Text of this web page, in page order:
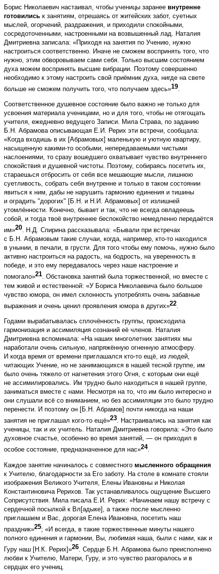
Борис Николаевич настаивал, чтобы ученицы заранее внутренне
готовились к занятиям, отрешаясь от житейских забот, суетных
мыслей, огорчений, раздражения, и приходили спокойными,
сосредоточенными, настроенными на возвышенный лад. Наталия
Дмитриевна записала: «Приходя на занятия по Учению, нужно
настроиться соответственно. Иначе не сможем воспринять того, что
нужно, этим обворовываем сами себя. Только высшим состоянием
духа можем воспринять высшие вибрации. Поэтому совершенно
необходимо к этому настроить свой приёмник духа, нигде на свете
больше не сможем получить того, что получаем здесь»19
Соответственное душевное состояние было важно не только для
усвоения материала ученицами, но и для того, чтобы не отягощать
учителя, ежедневно ведущего Записи. Мила Страва, по заданию
Б.Н. Абрамова описывающая Е.И. Рерих эти встречи, сообщала:
«Когда входишь в их [Абрамовых] маленькую и уютную квартиру,
насыщенную какими-то особыми, непередаваемыми чистыми
наслоениями, то сразу вошедшего охватывает чувство внутреннего
спокойствия и душевной чистоты. Поэтому, собираясь посетить их,
стараешься отбросить от себя все мешающие мысли, лишнюю
суетливость, собрать себя внутренне и только в таком состоянии
явиться к ним, дабы не нарушить гармонию единения и тишины
и оградить "дорогих" [Б.Н. и Н.И. Абрамовых] от излишней
утомлённости. Конечно, бывает и так, что не всегда овладеешь
собой, и тогда твоё внутреннее беспокойство немедленно передаётся
им»20. Н.Д. Спирина рассказывала: «Бывали при встречах
с Б.Н. Абрамовым такие случаи, когда, например, кто-то находился
в унынии, в печали, в грусти. Для того чтобы ему помочь, нужно было
активно настроиться на радость, на бодрость, на уверенность в
победе, и это ему передавалось через наше настроение и
помогало»21. Обстановка занятий была торжественной, но вместе с
тем живой и естественной: «У Бориса Николаевича было большое
чувство юмора, он имел склонность употреблять очень забавные
выражения и очень ценил проявления юмора в других»22
Годами вырабатывалась сплочённость группы, происходила
гармонизация и ассимиляция сознаний её членов. Наталия
Дмитриевна вспоминала: «На наших многолетних занятиях мы
наработали очень сильную, напряжённую огненную атмосферу.
И когда время от времени приглашался кто-то ещё, из людей,
читающих Учение, но не занимающихся в нашей тесной группе, им
было очень тяжело от нагнетения этого Огня, с которым они ещё
не ассимилировались. Им трудно было находиться в нашей группе,
заниматься вместе с нами. Несмотря на то, что им было интересно и
они слушали всё со вниманием, но без ассимиляции это было трудно
перенести. И поэтому он [Б.Н. Абрамов] почти никогда на наши
занятия не приглашал кого-то ещё»23. Настраивались на занятия как
ученицы, так и их учитель. Наталия Дмитриевна говорила: «Это было
духовное счастье, особенно во время занятий, — он приходил в
особое состояние, предназначенное для нас»24.
Каждое занятие начиналось с совместного мысленного обращения
к Учителю, благодарности за Его заботу. На столе в комнате стояли
изображения Великого Учителя, Елены Ивановны и Николая
Константиновича Рерихов. Так устанавливалось ощущение Высшего
Соприсутствия. Мила писала Е.И. Рерих: «Начинаем нашу встречу с
сердечной посылкой к Вл[адыке], а также после мысленно
приглашаем и Вас, дорогая Елена Ивановна, посетить наш
праздник»25; «И всегда, в такие торжественные минуты нашего
полного единения и гармонии, Вы, любимая наша, были с нами, как и
Гуру наш [Н.К. Рерих]»26. Сердце Б.Н. Абрамова было преисполнено
любви к Учителю, Матери, Гуру, и это чувство разгоралось и в
сердцах его учениц.